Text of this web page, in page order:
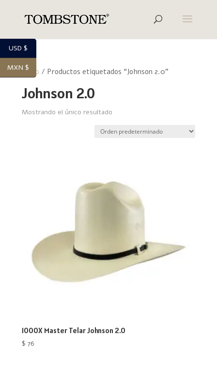
Inicio / Productos etiquetados “Johnson 2.0”
Johnson 2.0
Mostrando el único resultado
1000X Master Telar Johnson 2.0
$ 76
USD $
MXN $